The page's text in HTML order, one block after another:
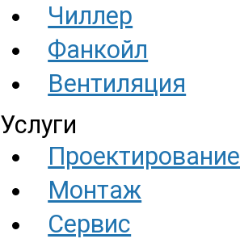
Чиллер
Фанкойл
Вентиляция
Услуги
Проектирование
Монтаж
Сервис